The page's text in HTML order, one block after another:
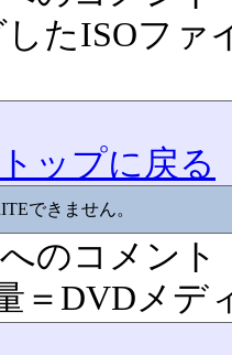
たISOファ
ップに戻る
できません。
のコメント
DVDメデ